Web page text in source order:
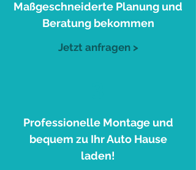
Maßgeschneiderte Planung und
Beratung bekommen
Jetzt anfragen >
Professionelle Montage und
bequem zu Ihr Auto Hause
laden!